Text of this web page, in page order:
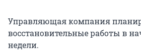
Управляющая компания
восстановительные работы в
недели.